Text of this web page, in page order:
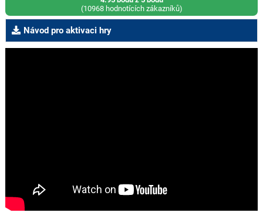
(10968 hodnotících zákazníků)
Návod pro aktivaci hry